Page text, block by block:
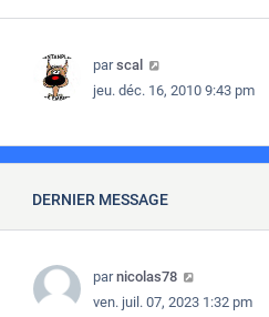
parscal
jeu. déc. 16, 2010 9:43 pm
DERNIER MESSAGE
parnicolas78
ven. juil. 07, 2023 1:32 pm